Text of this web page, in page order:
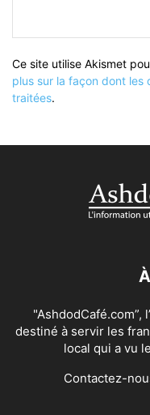
Ce site utilise Akismet
plus sur la façon dont les
traitées.
"AshdodCafé.com”,
destiné à servir les
local qui a vu
Contactez-